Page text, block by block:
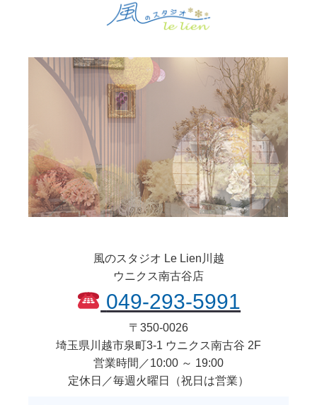
風のスタジオ Le Lien川越
ウニクス南古谷店
049-293-5991
〒 350-0026
埼玉県 川越市泉町3-1 ウニクス南古谷 2F
営業時間／10:00 ～ 19:00
定休日／毎週火曜日（祝日は営業）